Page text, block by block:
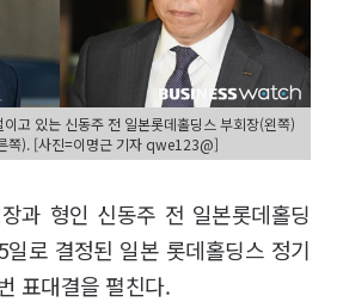
고 있는 신동주 전 일본롯데홀딩스 부회장(왼쪽)
쪽). [사진=이명근 기자 qwe123@]
과 형인 신동주 전 일본롯데홀딩
로 결정된 일본 롯데홀딩스 정기
표대결을 펼친다.